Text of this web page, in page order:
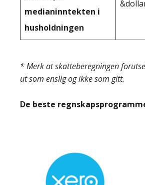
medianinntekten i
husholdningen
* Merk at skatteberegningen
ut som enslig og ikke som gitt.
De beste